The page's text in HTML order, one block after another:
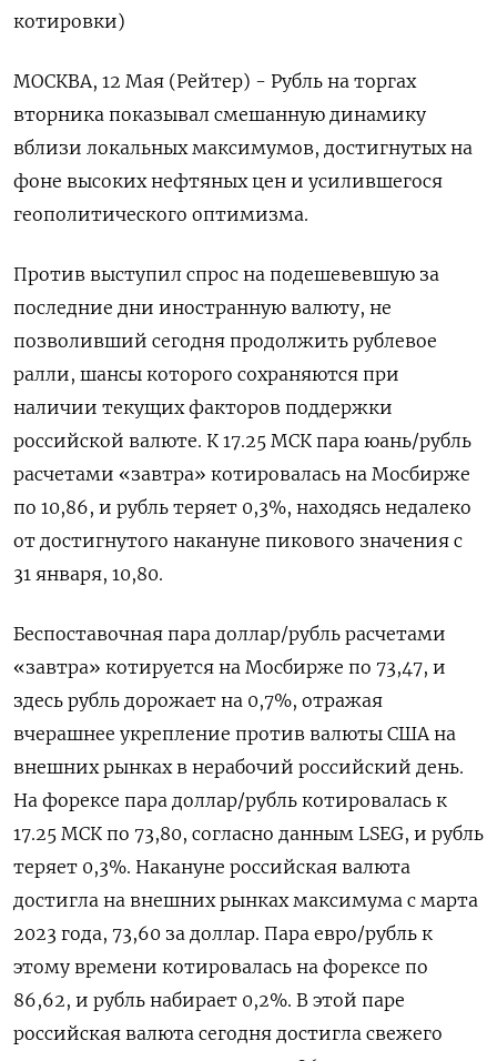
котировки)
МОСКВА, 12 Мая (Рейтер) - Рубль на торгах
вторника показывал смешанную динамику
вблизи локальных максимумов, достигнутых на
фоне высоких нефтяных цен и усилившегося
геополитического оптимизма.
Против выступил спрос на подешевевшую за
последние дни иностранную валюту, не
позволивший сегодня продолжить рублевое
ралли, шансы которого сохраняются при
‌наличии текущих факторов поддержки
российской валюте. К 17.25 МСК пара юань/рубль
расчетами «завтра» котировалась на Мосбирже
по 10,86, и рубль теряет 0,3%, находясь недалеко
от достигнутого накануне пикового значения с
31 января, 10,80.
Беспоставочная пара доллар/рубль расчетами
«завтра» котируется на Мосбирже по 73,47, и
здесь рубль дорожает на 0,7%, отражая
вчерашнее укрепление против валюты ​США на
внешних рынках в нерабочий российский день.
На ​форексе пара доллар/рубль котировалась к
17.25 МСК по 73,80, ​согласно данным ⁠LSEG, и рубль
теряет 0,3%. Накануне российская валюта
достигла на внешних рынках максимума с марта
2023 года, 73,60 ‌за доллар. Пара евро/рубль к
этому времени котировалась на форексе по
86,62, ‌и рубль набирает 0,2%. В этой паре
российская валюта сегодня достигла свежего